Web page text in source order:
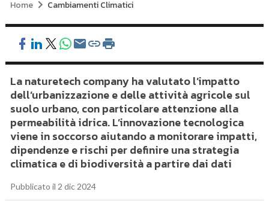
Home Cambiamenti Climatici
La naturetech company ha valutato l’impatto
dell’urbanizzazione e delle attività agricole sul
suolo urbano, con particolare attenzione alla
permeabilità idrica. L’innovazione tecnologica
viene in soccorso aiutando a monitorare impatti,
dipendenze e rischi per definire una strategia
climatica e di biodiversità a partire dai dati
Pubblicato il 2 dic 2024